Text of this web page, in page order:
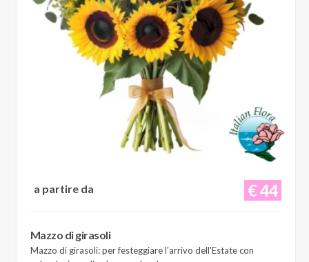
€ 44
a partire da
Mazzo di girasoli
Mazzo di girasoli: per festeggiare l'arrivo dell'Estate con